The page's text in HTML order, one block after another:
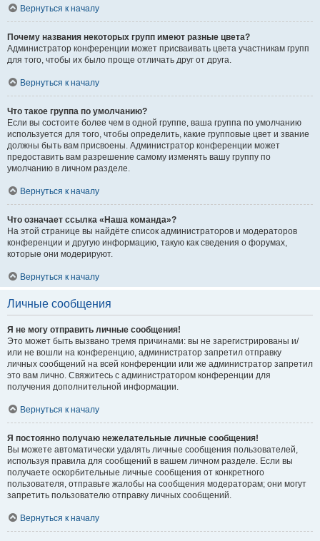
Вернуться к началу
Почему названия некоторых групп имеют разные цвета?
Администратор конференции может присваивать цвета участникам групп
для того, чтобы их было проще отличать друг от друга.
Вернуться к началу
Что такое группа по умолчанию?
Если вы состоите более чем в одной группе, ваша группа по умолчанию
используется для того, чтобы определить, какие групповые цвет и звание
должны быть вам присвоены. Администратор конференции может
предоставить вам разрешение самому изменять вашу группу по
умолчанию в личном разделе.
Вернуться к началу
Что означает ссылка «Наша команда»?
На этой странице вы найдёте список администраторов и модераторов
конференции и другую информацию, такую как сведения о форумах,
которые они модерируют.
Вернуться к началу
Личные сообщения
Я не могу отправить личные сообщения!
Это может быть вызвано тремя причинами: вы не зарегистрированы и/
или не вошли на конференцию, администратор запретил отправку
личных сообщений на всей конференции или же администратор запретил
это вам лично. Свяжитесь с администратором конференции для
получения дополнительной информации.
Вернуться к началу
Я постоянно получаю нежелательные личные сообщения!
Вы можете автоматически удалять личные сообщения пользователей,
используя правила для сообщений в вашем личном разделе. Если вы
получаете оскорбительные личные сообщения от конкретного
пользователя, отправьте жалобы на сообщения модераторам; они могут
запретить пользователю отправку личных сообщений.
Вернуться к началу